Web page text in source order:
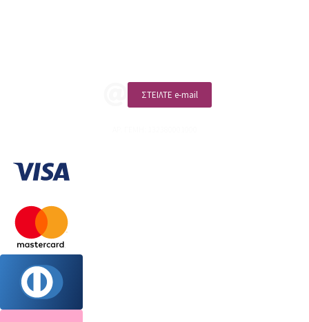
ΣΤΕΙΛΤΕ e-mail